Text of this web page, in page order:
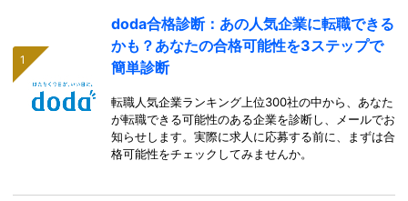
doda合格診断：あの人気企業に転職できる
かも？あなたの合格可能性を3ステップで
簡単診断
転職人気企業ランキング上位300社の中から、あなた
が転職できる可能性のある企業を診断し、メールでお
知らせします。実際に求人に応募する前に、まずは合
格可能性をチェックしてみませんか。